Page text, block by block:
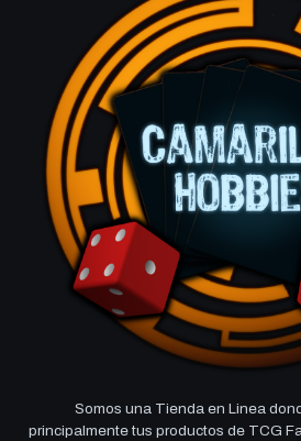
Somos una Tienda en Linea
principalmente tus productos de TCG